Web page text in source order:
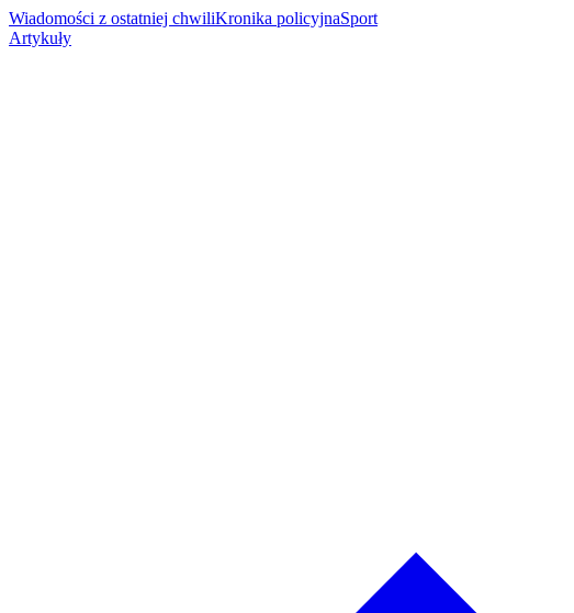
Wiadomości z ostatniej chwiliKronika policyjnaSport
Artykuły